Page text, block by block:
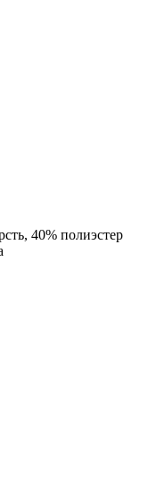
40% полиэстер